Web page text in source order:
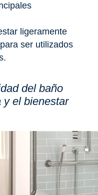
ligeramente
ser utilizados
del baño
y el bienestar